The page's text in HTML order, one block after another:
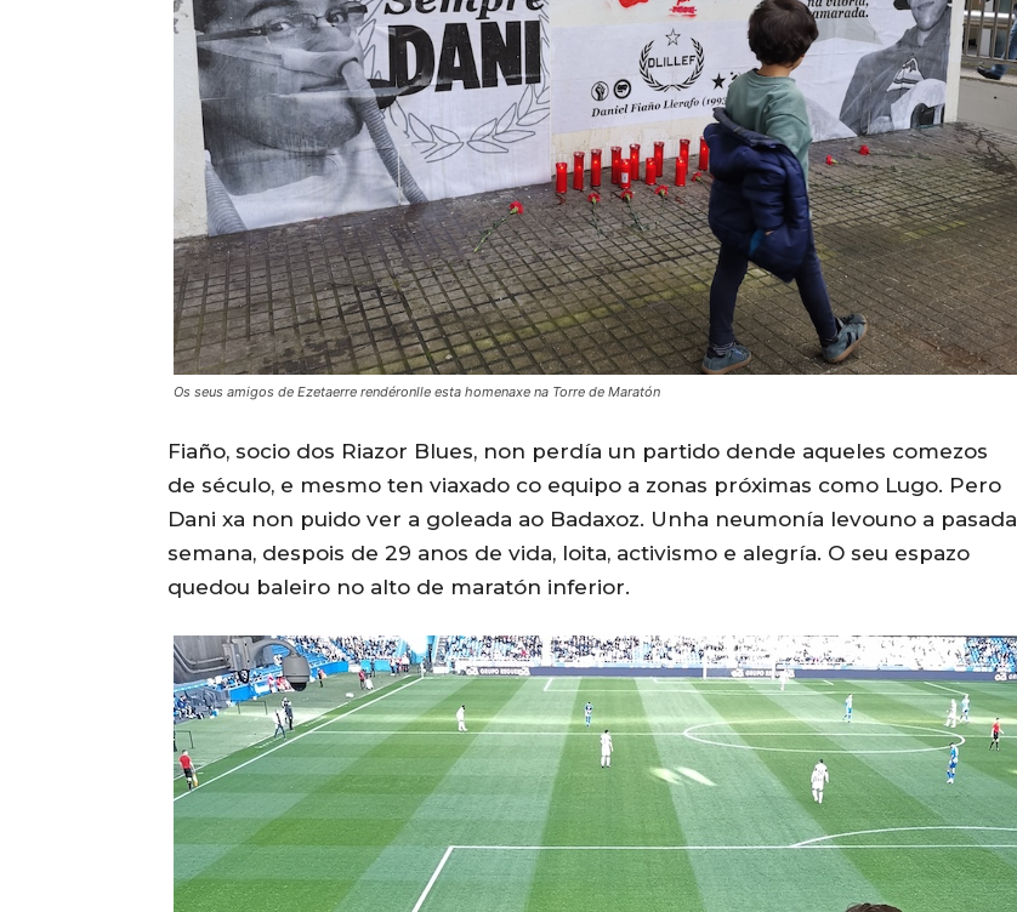
Os seus amigos de Ezetaerre rendéronlle esta homenaxe na Torre de Maratón
Fiaño, socio dos Riazor Blues, non perdía un partido dende aqueles comezos
de século, e mesmo ten viaxado co equipo a zonas próximas como Lugo. Pero
Dani xa non puido ver a goleada ao Badaxoz. Unha neumonía levouno a pasada
semana, despois de 29 anos de vida, loita, activismo e alegría. O seu espazo
quedou baleiro no alto de maratón inferior.